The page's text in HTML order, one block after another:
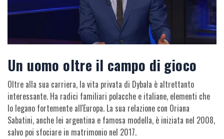
Un uomo oltre il campo di gioco
Oltre alla sua carriera, la vita privata di Dybala è altrettanto
interessante. Ha radici familiari polacche e italiane, elementi che
lo legano fortemente all'Europa. La sua relazione con Oriana
Sabatini, anche lei argentina e famosa modella, è iniziata nel 2008,
salvo poi sfociare in matrimonio nel 2017.